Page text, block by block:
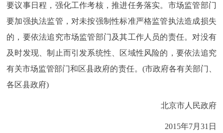
要议事日程，强化工作考核，推进任务落实。市场监管部门
要加强执法监管，对未按强制性标准严格监管执法造成损失
的，要依法追究市场监管部门及其工作人员的责任。对没有
及时发现、制止而引发系统性、区域性风险的，要依法追究
有关市场监管部门和区县政府的责任。(市政府各有关部门、
各区县政府)
北京市人民政府
2015年7月31日